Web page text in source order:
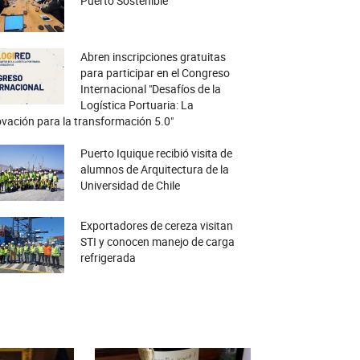
Abren inscripciones gratuitas
para participar en el Congreso
Internacional "Desafíos de la
Logística Portuaria: La
para la transformación 5.0"
Puerto Iquique recibió visita de
alumnos de Arquitectura de la
Universidad de Chile
Exportadores de cereza visitan
STI y conocen manejo de carga
refrigerada